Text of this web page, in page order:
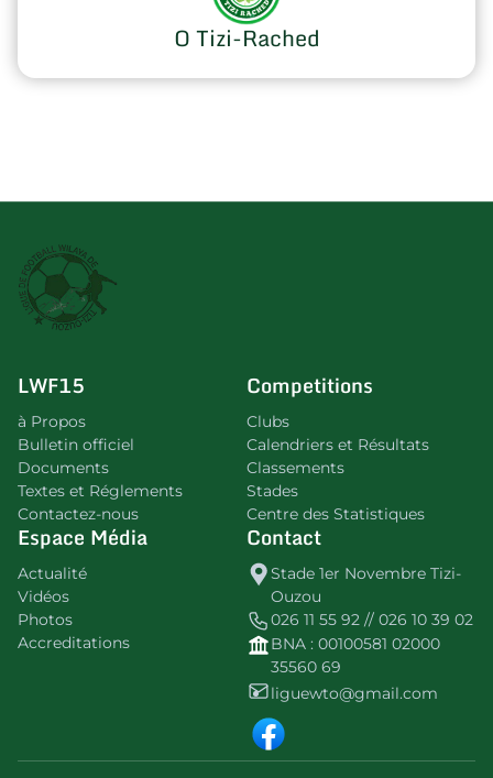
O Tizi-Rached
LWF15
à Propos
Bulletin officiel
Documents
Textes et Réglements
Contactez-nous
Competitions
Clubs
Calendriers et Résultats
Classements
Stades
Centre des Statistiques
Espace Média
Actualité
Vidéos
Photos
Accreditations
Contact
Stade 1er Novembre Tizi-
Ouzou
026 11 55 92 // 026 10 39 02
BNA : 00100581 02000
35560 69
liguewto@gmail.com